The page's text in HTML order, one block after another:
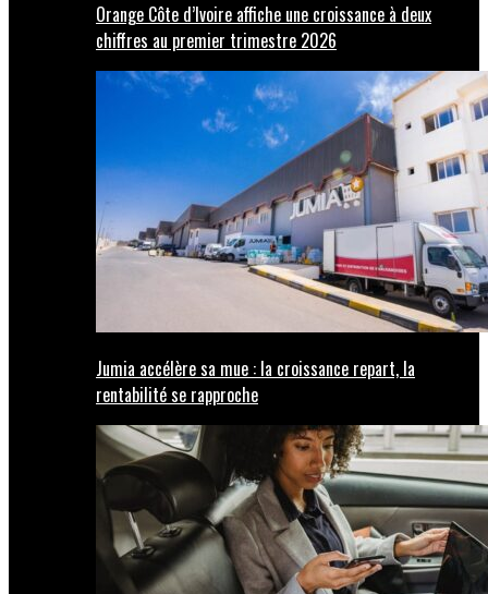
Orange Côte d’Ivoire affiche une croissance à deux
chiffres au premier trimestre 2026
Jumia accélère sa mue : la croissance repart, la
rentabilité se rapproche